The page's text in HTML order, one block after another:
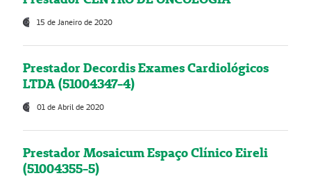
15 de Janeiro de 2020
Prestador Decordis Exames Cardiológicos
LTDA (51004347-4)
01 de Abril de 2020
Prestador Mosaicum Espaço Clínico Eireli
(51004355-5)